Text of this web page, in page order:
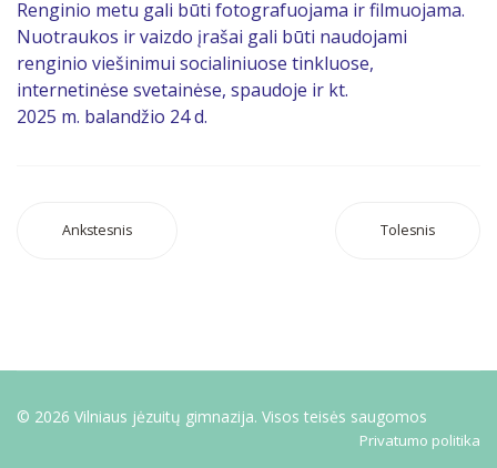
Renginio metu gali būti fotografuojama ir filmuojama.
Nuotraukos ir vaizdo įrašai gali būti naudojami
renginio viešinimui socialiniuose tinkluose,
internetinėse svetainėse, spaudoje ir kt.
2025 m. balandžio 24 d.
Ankstesnis Tolesnis
© 2026 Vilniaus jėzuitų gimnazija. Visos teisės saugomos
Privatumo politika